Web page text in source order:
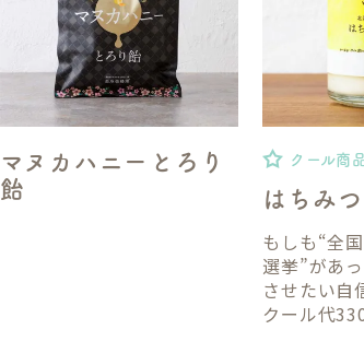
マヌカハニーとろり
飴
はちみ
クール商
もしも“全
選挙”があ
させたい自
クール代